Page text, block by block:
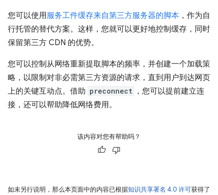
您可以使用服务工件缓存来自第三方服务器的脚本 ，作为自
行托管的替代方案。这样，您就可以更好地控制缓存，同时
保留第三方 CDN 的优势。
您可以控制从网络重新提取脚本的频率，并创建一个加载策
略，以限制对非必需第三方资源的请求，直到用户到达网页
上的关键互动点。借助 preconnect ，您可以提前建立连
接，还可以帮助降低网络费用。
该内容对您有帮助吗？
如未另行说明，那么本页面中的内容已根据知识共享署名 4.0 许可获得了